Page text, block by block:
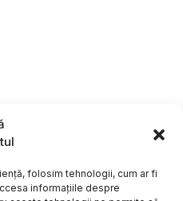
folosim tehnologii, cum ar fi
informațiile despre